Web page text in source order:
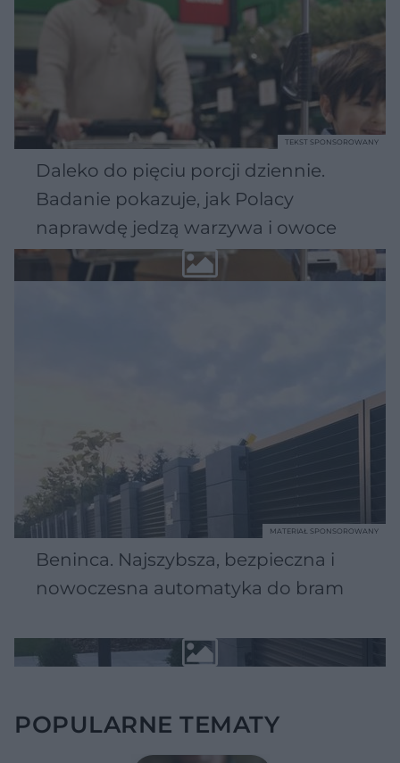
Daleko do pięciu porcji dziennie.
Badanie pokazuje, jak Polacy
naprawdę jedzą warzywa i owoce
TEKST SPONSOROWANY
Beninca. Najszybsza, bezpieczna i
nowoczesna automatyka do bram
MATERIAŁ SPONSOROWANY
POPULARNE TEMATY